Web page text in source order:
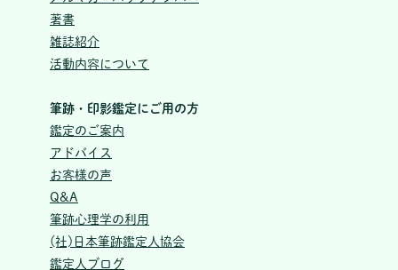
著書
雑誌紹介
活動内容について
筆跡・印影鑑定にご用の方
鑑定のご案内
アドバイス
お客様の声
Q&A
筆跡心理学の利用
(社)日本筆跡鑑定人協会
鑑定人ブログ